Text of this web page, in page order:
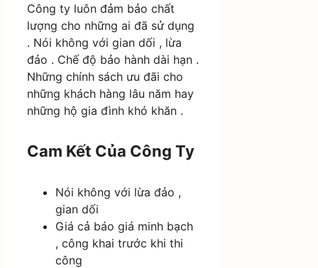
Công ty luôn đảm bảo chất
lượng cho những ai đã sử dụng
. Nói không với gian dối , lừa
đảo . Chế độ bảo hành dài hạn .
Những chính sách ưu đãi cho
những khách hàng lâu năm hay
những hộ gia đình khó khăn .
Cam Kết Của Công Ty
Nói không với lừa đảo ,
gian dối
Giá cả báo giá minh bạch
, công khai trước khi thi
công